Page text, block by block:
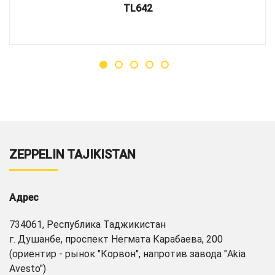
TL642
ZEPPELIN TAJIKISTAN
Адрес
734061, Республика Таджикистан
г. Душанбе, проспект Негмата Карабаева, 200
(ориентир - рынок "Корвон", напротив завода "Akia
Avesto")